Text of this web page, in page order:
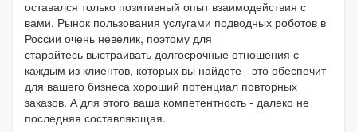
оставался только позитивный опыт взаимодействия с
вами. Рынок пользования услугами подводных роботов в
России очень невелик, поэтому для
старайтесь выстраивать долгосрочные отношения с
каждым из клиентов, которых вы найдете - это обеспечит
для вашего бизнеса хороший потенциал повторных
заказов. А для этого ваша компетентность - далеко не
последняя составляющая.